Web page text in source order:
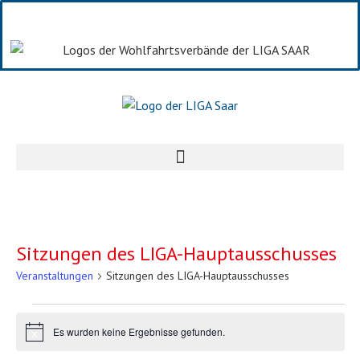
Sitzungen des LIGA-Hauptausschusses
Veranstaltungen Sitzungen des LIGA-Hauptausschusses
HinweisEs wurden keine Ergebnisse gefunden.